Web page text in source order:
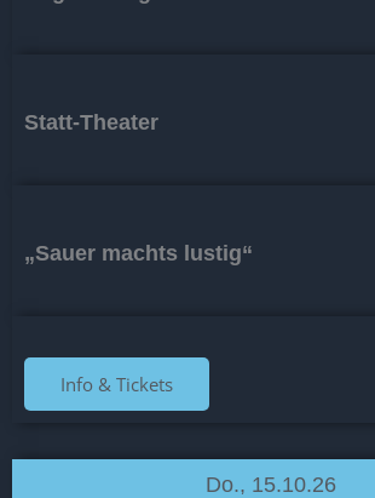
Statt-Theater
„Sauer machts lustig“
Info & Tickets
Do., 15.10.26